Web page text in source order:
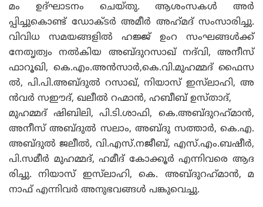
മം ഉദ്ഘാടനം ചെയ്‌തു. ആശംസകൾ അർ
പ്പിച്ചുകൊണ്ട് ഡോക്‌ടർ അമീർ അഹ്‌മദ്‌ സംസാരിച്ചു.
വിവിധ സമയങ്ങളിൽ ഹജ്ജ് ഉംറ സംഘങ്ങൾക്ക്
നേതൃത്വം നൽകിയ അബ്‌ദുറസാഖ് നദ്‍വി, അനീസ്
ഫാറൂഖി, കെ.എം.അൻസാർ,കെ.വി.മുഹമ്മദ് ഫൈസ
ൽ, പി.പി.അബ്‌ദുൽ റസാഖ്, നിയാസ് ഇസ്‌ലാഹി, അ
ൻവർ സഈദ്, ഖലീൽ റഹ്മാൻ, ഹബീബ് ഉസ്താദ്,
മുഹമ്മദ്‌ ഷിബിലി, പി.ടി.ശാഫി, കെ.അബ്‌ദുറഹ്‌മാൻ,
അനീസ് അബ്‌ദുൽ സലാം, അബ്‌ദു സത്താർ, കെ.എ.
അബ്‌ദുൽ ജലീൽ, വി.എസ്.നജീബ്, എസ്.എം.ബഷീർ,
പി.സമീർ മുഹമ്മദ്, ഹമീദ് കോക്കൂർ എന്നിവരെ ആദ
രിച്ചു. നിയാസ് ഇസ്‌ലാഹി, കെ. അബ്‌ദുറഹ്‌മാൻ, മ
നാഫ് എന്നിവർ അനുഭവങ്ങൾ പങ്കുവെച്ചു.